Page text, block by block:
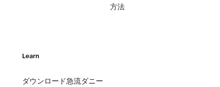
方法
Learn
ダウンロード急流ダニー